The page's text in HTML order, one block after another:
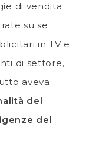
di vendita
su se
in TV e
di settore,
aveva
del
del